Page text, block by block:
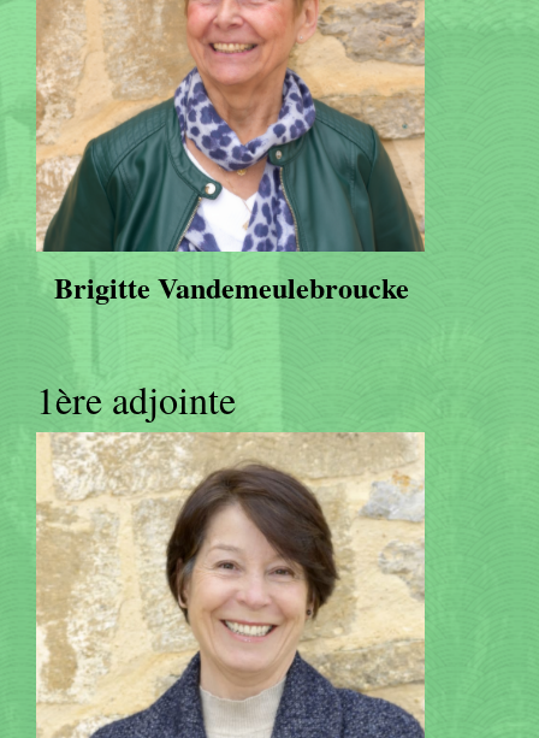
Brigitte Vandemeulebroucke
1ère adjointe